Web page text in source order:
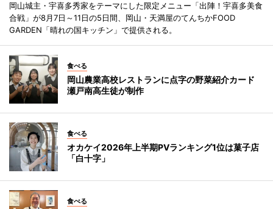
岡山城主・宇喜多秀家をテーマにした限定メニュー「出陣！宇喜多美食
合戦」が8月7日～11日の5日間、岡山・天満屋のてんちかFOOD
GARDEN「晴れの国キッチン」で提供される。
食べる
岡山農業高校レストランに点字の野菜紹介カード
瀬戸南高生徒が制作
食べる
オカケイ2026年上半期PVランキング1位は菓子店
「白十字」
食べる